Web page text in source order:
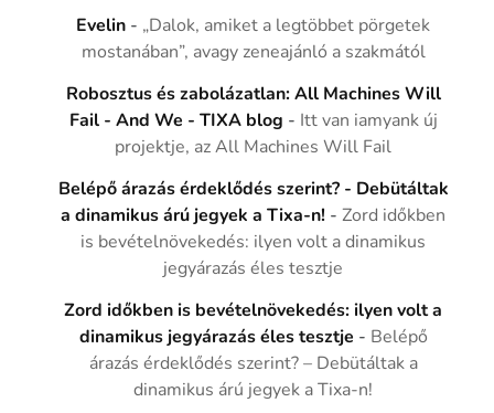
Evelin - „Dalok, amiket a legtöbbet pörgetek
mostanában”, avagy zeneajánló a szakmától
Robosztus és zabolázatlan: All Machines Will
Fail - And We - TIXA blog - Itt van iamyank új
projektje, az All Machines Will Fail
Belépő árazás érdeklődés szerint? - Debütáltak
a dinamikus árú jegyek a Tixa-n! -Zord időkben
is bevételnövekedés: ilyen volt a dinamikus
jegyárazás éles tesztje
Zord időkben is bevételnövekedés: ilyen volt a
dinamikus jegyárazás éles tesztje - Belépő
árazás érdeklődés szerint? – Debütáltak a
dinamikus árú jegyek a Tixa-n!